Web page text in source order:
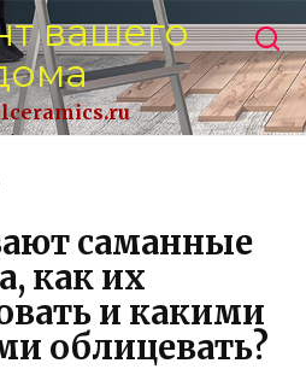
вашего
саманные
как их
и какими
облицевать?